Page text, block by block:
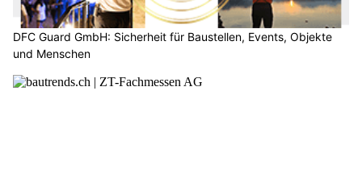
DFC Guard GmbH: Sicherheit für Baustellen, Events, Objekte
und Menschen